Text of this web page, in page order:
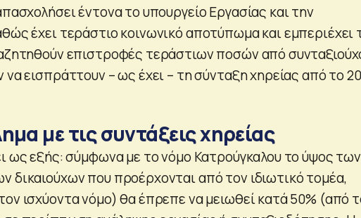
έντονα το υπουργείο Εργασίας και την
έχει τεράστιο κοινωνικό αποτύπωμα και εμπεριέχει
επιστροφές τεράστιων ποσών από
να εισπράττουν – ως έχει – τη σύνταξη χηρείας από το
με τις συντάξεις χηρείας
ως εξής: σύμφωνα με το νόμο Κατρούγκαλου το ύψος των
δικαιούχων που προέρχονται από τον ιδιωτικό τομέα,
ισχύοντα νόμο) θα έπρεπε να μειωθεί κατά 50% (από